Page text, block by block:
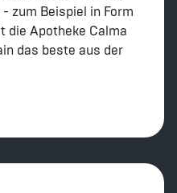
zum Beispiel in Form
die Apotheke Calma
das beste aus der